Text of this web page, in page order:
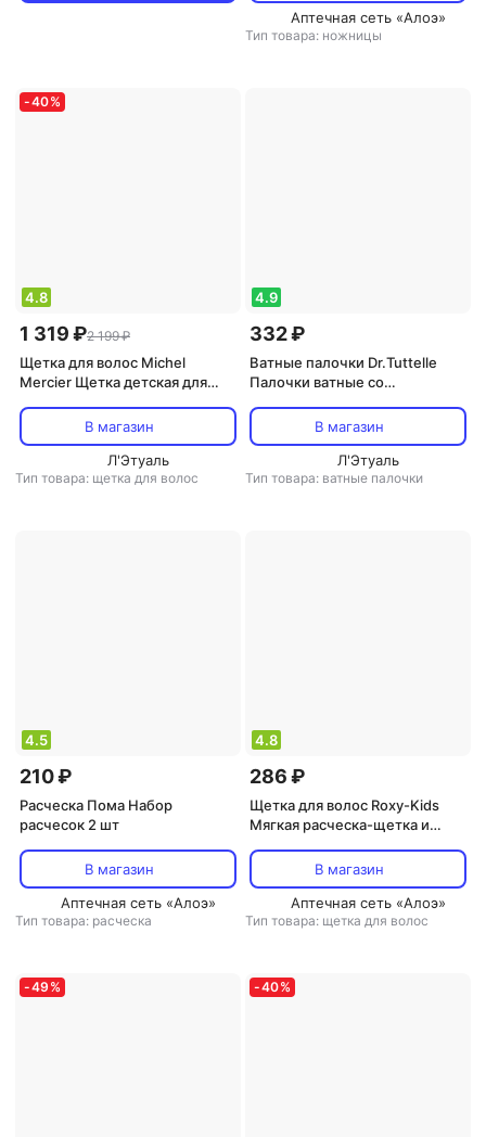
Аптечная сеть «Алоэ»
Тип товара: ножницы
-40%
4.8
1 319 ₽2 199 ₽
Щетка для волос Michel
Mercier Щетка детская для
Detangling Brush for Normal
hair
В магазин
Л'Этуаль
Тип товара: щетка для волос
4.9
332 ₽
Ватные палочки Dr.Tuttelle
Палочки ватные со
В магазин
Л'Этуаль
Тип товара: ватные палочки
4.5
210 ₽
Расческа Пома Набор
расчесок 2 шт
В магазин
Аптечная сеть «Алоэ»
Тип товара: расческа
4.8
286 ₽
Щетка для волос Roxy-Kids
Мягкая расческа-щетка и
шерсти, цвет персиковый
В магазин
Аптечная сеть «Алоэ»
Тип товара: щетка для волос
-49 % -40%